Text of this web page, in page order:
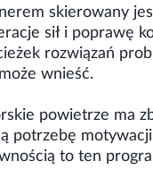
skierowany
sił i poprawę
rozwiązań
wnieść.
powietrze ma
potrzebę
to ten